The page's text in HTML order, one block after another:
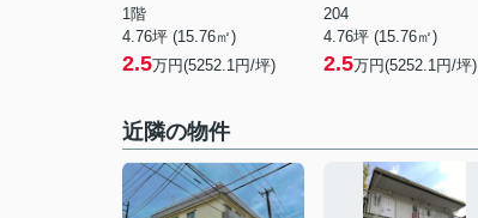
1階
4.76坪 (15.76㎡)
2.5万円(5252.1円/坪)
204
4.76坪 (15.76㎡)
2.5万円(5252.1円/坪)
近隣の物件